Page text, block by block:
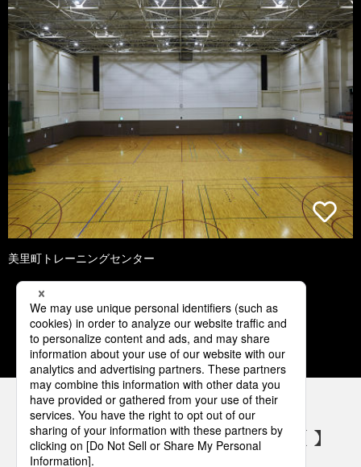
美里町トレーニングセンター
1 2 3 4 5
パナソニックの電気設備 SNSアカウント